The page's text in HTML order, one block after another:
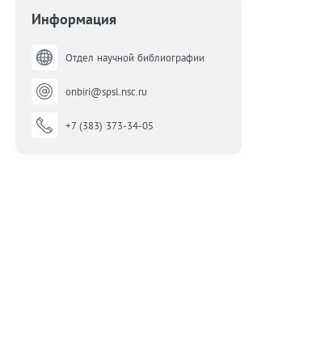
Информация
Отдел научной библиографии
onbiri@spsl.nsc.ru
+7 (383) 373-34-05